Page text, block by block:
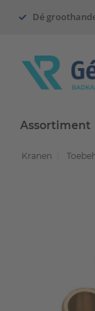
Dé
Assortiment
Kranen